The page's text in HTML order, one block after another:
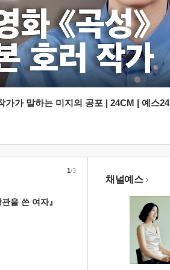
가 말하는 미지의 공포 | 24CM | 예스24
을 쓴 여자』
1/3
채널예스